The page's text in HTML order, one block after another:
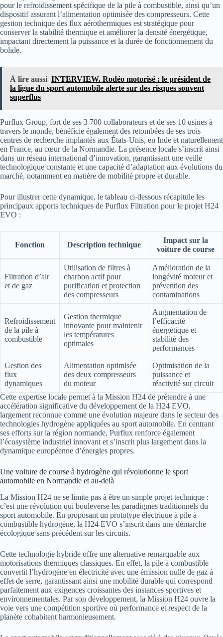
pour le refroidissement spécifique de la pile à combustible, ainsi qu’un
dispositif assurant l’alimentation optimisée des compresseurs. Cette
gestion technique des flux aérothermiques est stratégique pour
conserver la stabilité thermique et améliorer la densité énergétique,
impactant directement la puissance et la durée de fonctionnement du
bolide.
À lire aussi INTERVIEW. Rodéo motorisé : le président de
la ligue du sport automobile alerte sur des risques souvent
superflus
Purflux Group, fort de ses 3 700 collaborateurs et de ses 10 usines à
travers le monde, bénéficie également des retombées de ses trois
centres de recherche implantés aux États-Unis, en Inde et naturellement
en France, au cœur de la Normandie. La présence locale s’inscrit ainsi
dans un réseau international d’innovation, garantissant une veille
technologique constante et une capacité d’adaptation aux évolutions du
marché, notamment en matière de mobilité propre et durable.
Pour illustrer cette dynamique, le tableau ci-dessous récapitule les
principaux apports techniques de Purflux Filtration pour le projet H24
EVO :
Fonction Description technique
Impact sur la
voiture de course
Filtration d’air
et de gaz
Utilisation de filtres à
charbon actif pour
purification et protection
des compresseurs
Amélioration de la
longévité moteur et
prévention des
contaminations
Refroidissement
de la pile à
combustible
Gestion thermique
innovante pour maintenir
les températures
optimales
Augmentation de
l’efficacité
énergétique et
stabilité des
performances
Gestion des
flux
dynamiques
Alimentation optimisée
des deux compresseurs
du moteur
Optimisation de la
puissance et
réactivité sur circuit
Cette expertise locale permet à la Mission H24 de prétendre à une
accélération significative du développement de la H24 EVO,
largement reconnue comme une évolution majeure dans le secteur des
technologies hydrogène appliquées au sport automobile. En centrant
ses efforts sur la région normande, Purflux renforce également
l’écosystème industriel innovant et s’inscrit plus largement dans la
dynamique européenne d’énergies propres.
Une voiture de course à hydrogène qui révolutionne le sport
automobile en Normandie et au-delà
La Mission H24 ne se limite pas à être un simple projet technique :
c’est une révolution qui bouleverse les paradigmes traditionnels du
sport automobile. En proposant un prototype électrique à pile à
combustible hydrogène, la H24 EVO s’inscrit dans une démarche
écologique sans précédent sur les circuits.
Cette technologie hybride offre une alternative remarquable aux
motorisations thermiques classiques. En effet, la pile à combustible
convertit l’hydrogène en électricité avec une émission nulle de gaz à
effet de serre, garantissant ainsi une mobilité durable qui correspond
parfaitement aux exigences croissantes des instances sportives et
environnementales. Par son développement, la Mission H24 ouvre la
voie vers une compétition sportive où performance et respect de la
planète cohabitent harmonieusement.